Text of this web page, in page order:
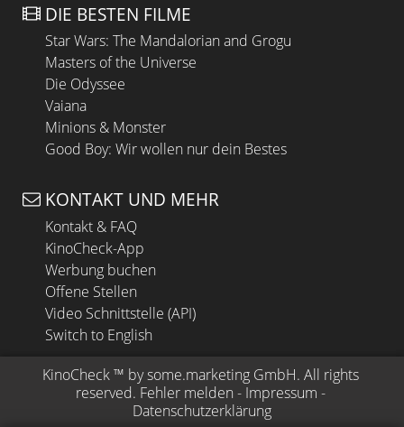
DIE BESTEN FILME
Star Wars: The Mandalorian and Grogu
Masters of the Universe
Die Odyssee
Vaiana
Minions & Monster
Good Boy: Wir wollen nur dein Bestes
KONTAKT UND MEHR
Kontakt & FAQ
KinoCheck-App
Werbung buchen
Offene Stellen
Video Schnittstelle (API)
Switch to English
KinoCheck ™ by some.marketing GmbH. All rights
reserved. Fehler melden - Impressum -
Datenschutzerklärung